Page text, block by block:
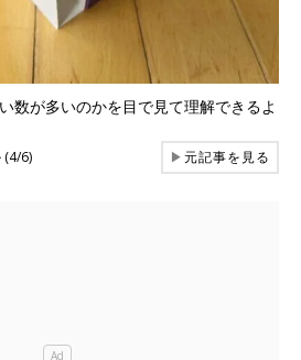
数が多いのかを目で見て理解できるよ
(4/6) ▶元記事を見る